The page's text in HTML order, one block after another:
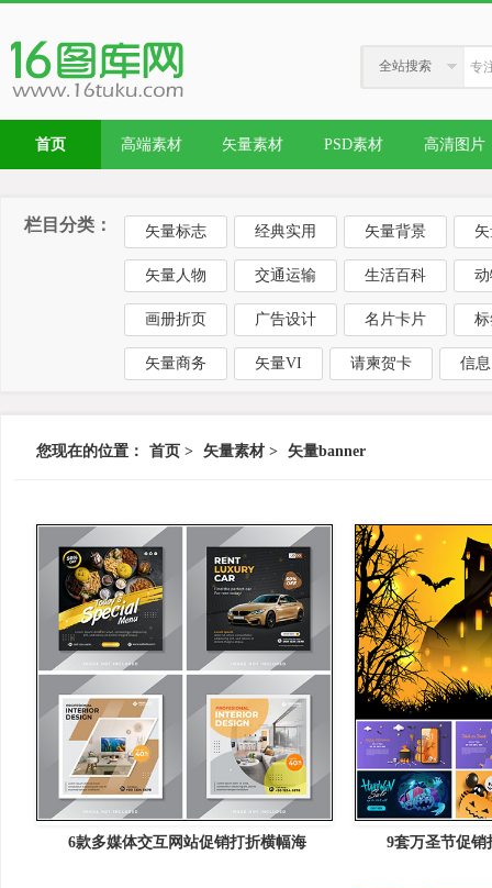
全站搜索
首页 高端素材 矢量素材 PSD素材 高清图片
栏目分类： 矢量标志 经典实用 矢量背景
矢量人物 交通运输 生活百科
画册折页 广告设计 名片卡片
矢量商务 矢量VI 请柬贺卡 信
您现在的位置： 首页 > 矢量素材 > 矢量banner
6款多媒体交互网站促销打折横幅海 9套万圣节促销